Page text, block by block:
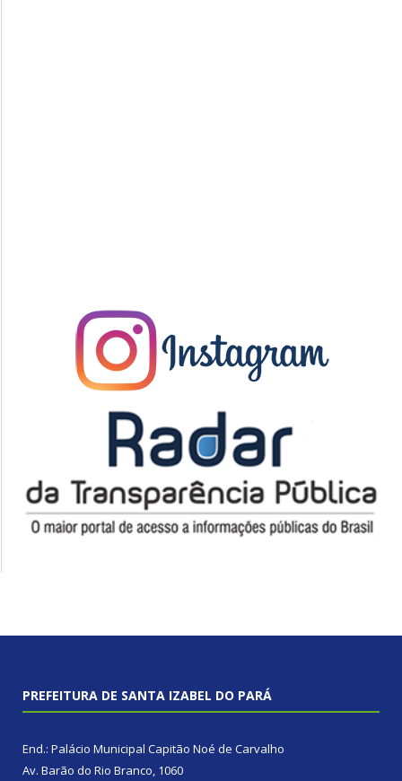
PREFEITURA DE SANTA IZABEL DO PARÁ
End.: Palácio Municipal Capitão Noé de Carvalho
Av. Barão do Rio Branco, 1060